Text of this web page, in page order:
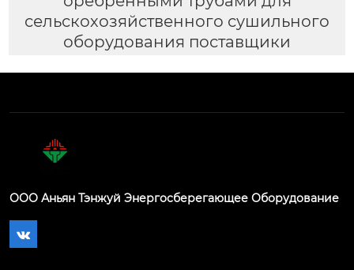
сельскохозяйственного сушильного
оборудования поставщики
ООО Аньян Тэнжуй Энергосберегающее Оборудование
